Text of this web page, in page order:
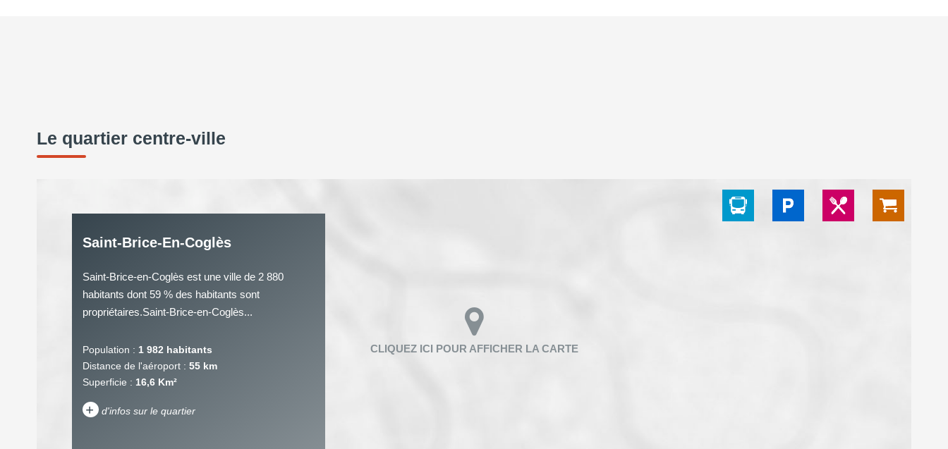
Le quartier centre-ville
Saint-Brice-En-Coglès
Saint-Brice-en-Coglès est une ville de 2 880
habitants dont 59 % des habitants sont
propriétaires.Saint-Brice-en-Coglès...
Population : 1 982 habitants
Distance de l'aéroport : 55 km
Superficie : 16,6 Km²
+ d'infos sur le quartier